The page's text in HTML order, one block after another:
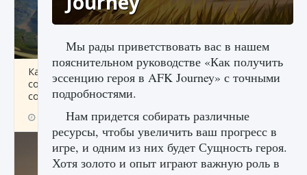
Как исправить ошибку Palworld «Идет
сохранение мира — Невозможно начать
сохранение данных мира»
9 августа 2024 2 511 0 0
Мы рады приветствовать вас в нашем
пояснительном руководстве «Как получить
эссенцию героя в AFK Journey» с точными
подробностями.
Нам придется собирать различные
ресурсы, чтобы увеличить ваш прогресс в
игре, и одним из них будет Сущность героя.
Хотя золото и опыт играют важную роль в